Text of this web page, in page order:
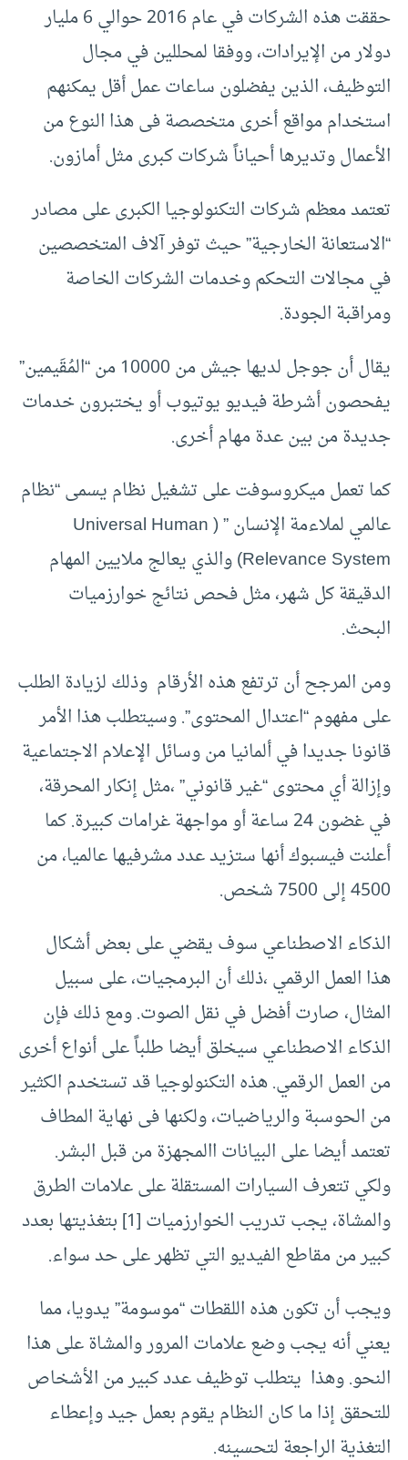
حققت هذه الشركات في عام 2016 حوالي 6 مليار
دولار من الإيرادات، ووفقا لمحللين في مجال
التوظيف، الذين يفضلون ساعات عمل أقل يمكنهم
استخدام مواقع أخرى متخصصة فى هذا النوع من
الأعمال وتديرها أحياناً شركات كبرى مثل أمازون.
تعتمد معظم شركات التكنولوجيا الكبرى على مصادر
“الاستعانة الخارجية” حيث توفر آلاف المتخصصين
في مجالات التحكم وخدمات الشركات الخاصة
ومراقبة الجودة.
يقال أن جوجل لديها جيش من 10000 من “المُقَيمين”
يفحصون أشرطة فيديو يوتيوب أو يختبرون خدمات
جديدة من بين عدة مهام أخرى.
كما تعمل ميكروسوفت على تشغيل نظام يسمى “نظام
عالمي لملاءمة الإنسان ” ( Universal Human
Relevance System) والذي يعالج ملايين المهام
الدقيقة كل شهر، مثل فحص نتائج خوارزميات
البحث.
ومن المرجح أن ترتفع هذه الأرقام وذلك لزيادة الطلب
على مفهوم “اعتدال المحتوى”. وسيتطلب هذا الأمر
قانونا جديدا في ألمانيا من وسائل الإعلام الاجتماعية
وإزالة أي محتوى “غير قانوني” ،مثل إنكار المحرقة،
في غضون 24 ساعة أو مواجهة غرامات كبيرة. كما
أعلنت فيسبوك أنها ستزيد عدد مشرفيها عالميا، من
4500 إلى 7500 شخص.
الذكاء الاصطناعي سوف يقضي على بعض أشكال
هذا العمل الرقمي ،ذلك أن البرمجيات، على سبيل
المثال، صارت أفضل في نقل الصوت. ومع ذلك فإن
الذكاء الاصطناعي سيخلق أيضا طلباً على أنواع أخرى
من العمل الرقمي. هذه التكنولوجيا قد تستخدم الكثير
من الحوسبة والرياضيات، ولكنها فى نهاية المطاف
تعتمد أيضا على البيانات االمجهزة من قبل البشر.
ولكي تتعرف السيارات المستقلة على علامات الطرق
والمشاة، يجب تدريب الخوارزميات [1] بتغذيتها بعدد
كبير من مقاطع الفيديو التي تظهر على حد سواء.
ويجب أن تكون هذه اللقطات “موسومة” يدويا، مما
يعني أنه يجب وضع علامات المرور والمشاة على هذا
النحو. وهذا يتطلب توظيف عدد كبير من الأشخاص
للتحقق إذا ما كان النظام يقوم بعمل جيد وإعطاء
التغذية الراجعة لتحسينه.